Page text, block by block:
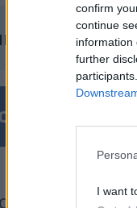
confirm
continue
information
further
I want
в
ПО ТЕМАТА
тази